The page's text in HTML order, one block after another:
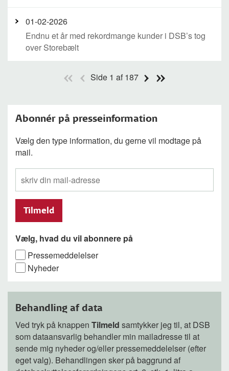
01-02-2026
Endnu et år med rekordmange kunder i DSB’s tog
over Storebælt
Side 1 af 187
Abonnér på presseinformation
Vælg den type information, du gerne vil modtage på
mail.
Tilmeld
Vælg, hvad du vil abonnere på
Pressemeddelelser
Nyheder
Behandling af data
Ved tryk på knappen Tilmeld samtykker jeg til, at DSB
som dataansvarlig behandler min mailadresse til at
sende mig nyheder og/eller pressemeddelelser (efter
eget valg). Behandlingen sker på baggrund af